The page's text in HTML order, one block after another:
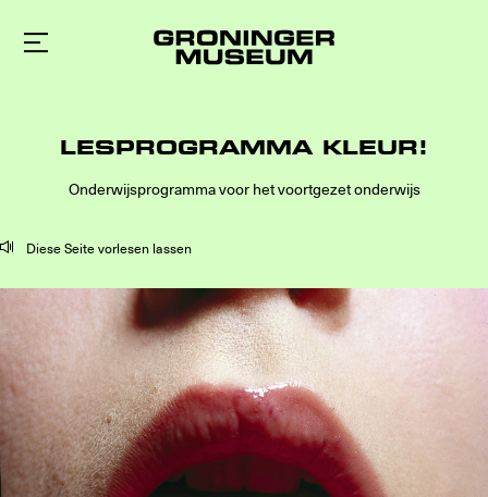
Zum
Hauptinhalt
LESPROGRAMMA KLEUR!
Onderwijsprogramma voor het voortgezet onderwijs
Diese Seite vorlesen lassen